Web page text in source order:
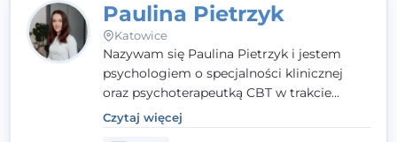
Paulina Pietrzyk
Katowice
Nazywam się Paulina Pietrzyk i jestem
psychologiem o specjalności klinicznej
oraz psychoterapeutką CBT w trakcie
szkolenia. Pracuję z dorosłymi, którzy
szukają wsparcia w trudnych momentach -
Czytaj więcej